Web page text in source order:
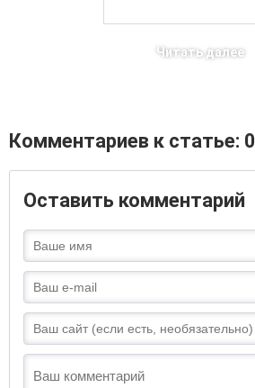
Читать далее
Комментариев к статье: 0
Оставить комментарий